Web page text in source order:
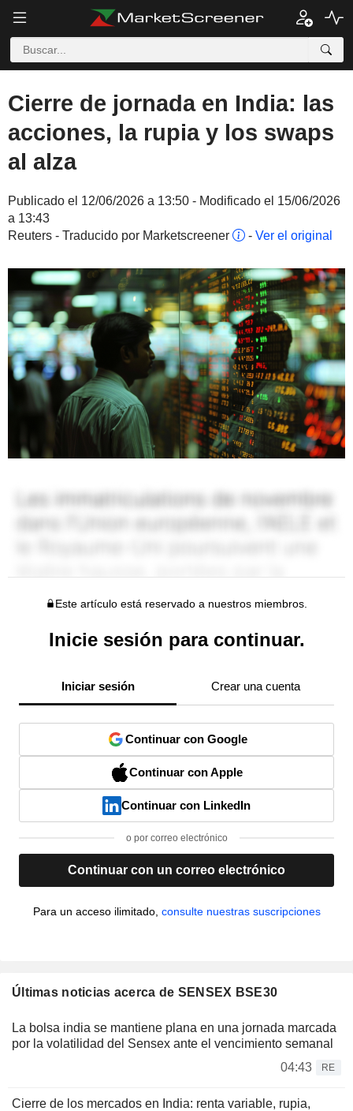
Cierre de jornada en India: las
acciones, la rupia y los swaps
al alza
Publicado el 12/06/2026 a 13:50 - Modificado el 15/06/2026
a 13:43
Reuters - Traducido por Marketscreener
- Ver el original
Este artículo está reservado a nuestros miembros.
Inicie sesión para continuar.
Iniciar sesión Crear una cuenta
Continuar con Google
Continuar con Apple
Continuar con LinkedIn
o por correo electrónico
Continuar con un correo electrónico
Para un acceso ilimitado, consulte nuestras suscripciones
Últimas noticias acerca de SENSEX BSE30
La bolsa india se mantiene plana en una jornada marcada
por la volatilidad del Sensex ante el vencimiento semanal
04:43
RE
Cierre de los mercados en India: renta variable, rupia,